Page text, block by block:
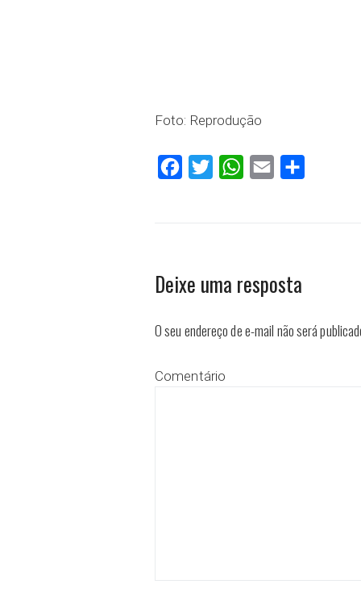
Foto: Reprodução
FacebookTwitter WhatsAppEmail
Deixe uma resposta
O seu endereço de e-mail não será
Comentário